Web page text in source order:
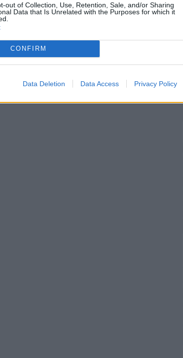
out of Collection, Use, Retention, Sale, and/or Sharing
Data that Is Unrelated with the Purposes for which it
CONFIRM
Data Deletion Data Access Privacy Policy
τα...περσινά καμώματά τους!